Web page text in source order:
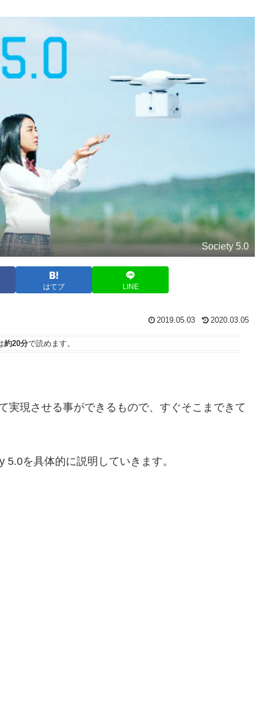
Society 5.0
はてブ LINE
2019.05.03 2020.03.05
約20分で読めます。
実現させる事ができるもので、すぐそこまできて
を具体的に説明していきます。